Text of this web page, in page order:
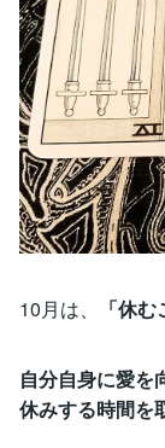
10月は、 「休む
自分自身に愛を
休みする時間を